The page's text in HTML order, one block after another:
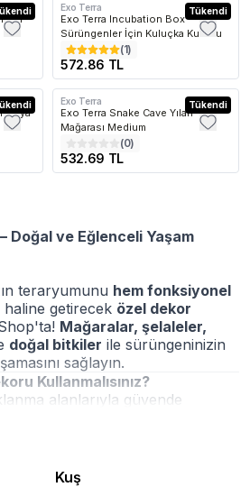
Tükendi
Exo Terra
Exo Terra Incubation Box
Sürüngenler İçin Kuluçka Kutusu
(1)
572.86 TL
Kaya
Tükendi
Exo Terra
Exo Terra Snake Cave Yılan
Mağarası Medium
(0)
532.69 TL
Doğal ve Eğlenceli Yaşam
teraryumunu hem fonksiyonel
haline getirecek özel dekor
Mağaralar, şelaleler,
doğal bitkiler ile sürüngeninizin
sağlayın.
Kullanmalısınız?
alanlarıyla güvende
Teraryuma doğal veya fantastik
Kuş